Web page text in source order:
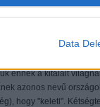
Data
minősülnek, értük a
ennek a kitalált
azonos nevű
hogy "keleti".